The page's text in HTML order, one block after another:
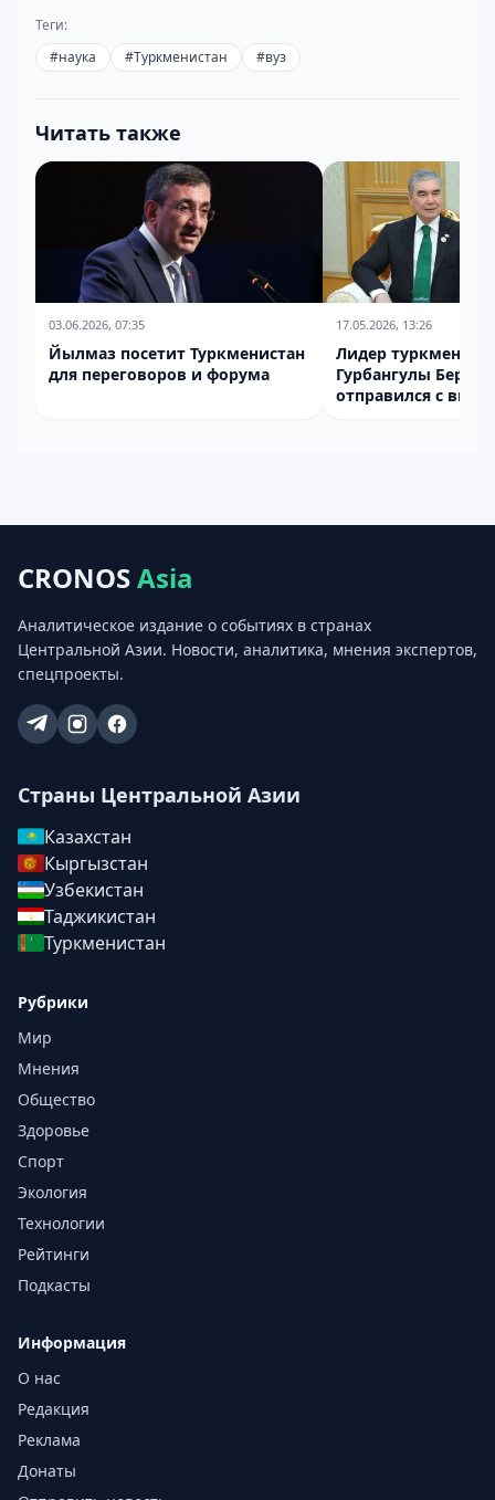
Теги:
#наука #Туркменистан #вуз
Читать также
03.06.2026, 07:35
Йылмаз посетит Туркменистан
для переговоров и форума
17.05.2026, 13:26
Лидер
Гурбангулы
отправился с
CRONOSAsia
Аналитическое издание о событиях в странах
Центральной Азии. Новости, аналитика, мнения экспертов,
спецпроекты.
Страны Центральной Азии
Казахстан
Кыргызстан
Узбекистан
Таджикистан
Туркменистан
Рубрики
Мир
Мнения
Общество
Здоровье
Спорт
Экология
Технологии
Рейтинги
Подкасты
Информация
О нас
Редакция
Реклама
Донаты